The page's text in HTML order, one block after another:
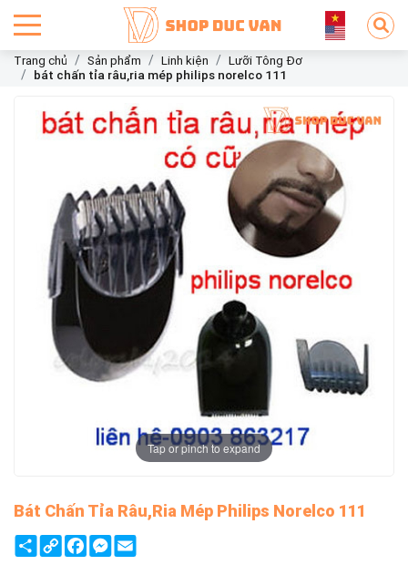
Trang chủ Sản phẩm Linh kiện
Lưỡi Tông Đơ
bát chấn tỉa râu,ria mép philips norelco 111
Tap or pinch to expand
Bát Chấn Tỉa Râu,ria Mép Philips Norelco 111
ShareCopy
Link
FacebookMessenger
Email